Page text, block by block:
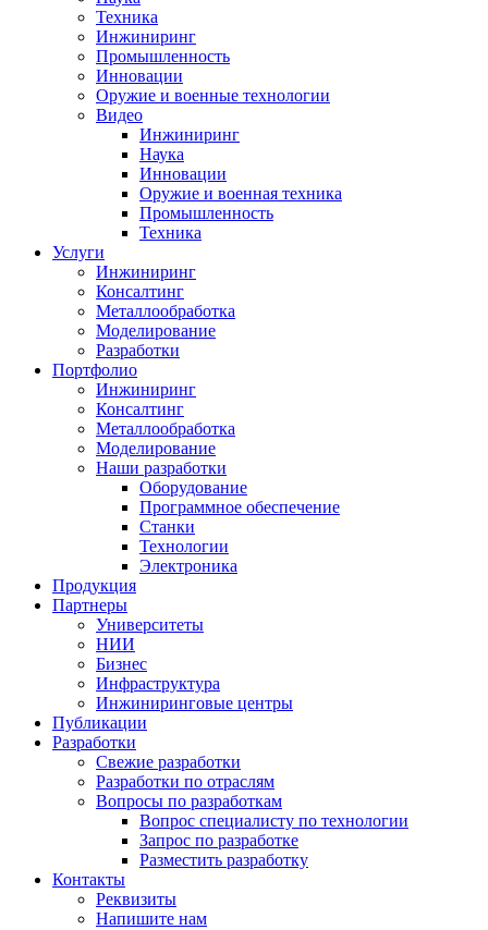
Техника
Инжиниринг
Промышленность
Инновации
Оружие и военные технологии
Видео
Инжиниринг
Наука
Инновации
Оружие и военная техника
Промышленность
Техника
Услуги
Инжиниринг
Консалтинг
Металлообработка
Моделирование
Разработки
Портфолио
Инжиниринг
Консалтинг
Металлообработка
Моделирование
Наши разработки
Оборудование
Программное обеспечение
Станки
Технологии
Электроника
Продукция
Партнеры
Университеты
НИИ
Бизнес
Инфраструктура
Инжиниринговые центры
Публикации
Разработки
Свежие разработки
Разработки по отраслям
Вопросы по разработкам
Вопрос специалисту по технологии
Запрос по разработке
Разместить разработку
Контакты
Реквизиты
Напишите нам